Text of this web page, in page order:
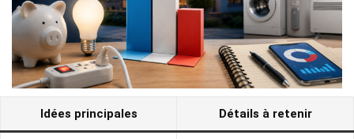
Idées principales Détails à retenir